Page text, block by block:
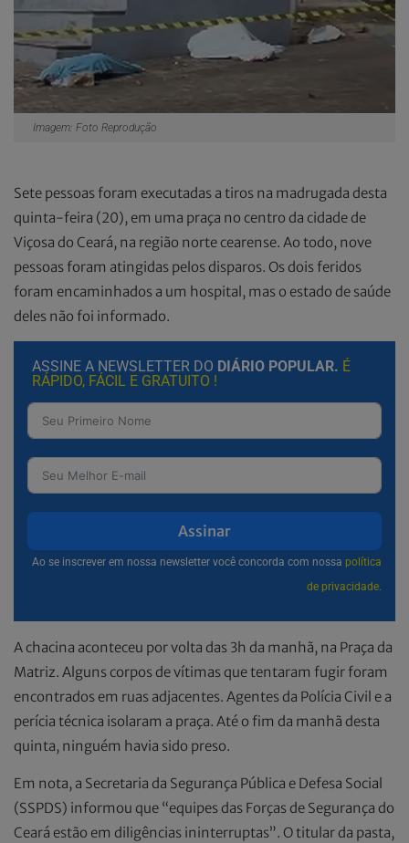
Imagem: Foto Reprodução
Sete pessoas foram executadas a tiros na madrugada desta
quinta-feira (20), em uma praça no centro da cidade de
Viçosa do Ceará, na região norte cearense. Ao todo, nove
pessoas foram atingidas pelos disparos. Os dois feridos
foram encaminhados a um hospital, mas o estado de saúde
deles não foi informado.
ASSINE A NEWSLETTER DO DIÁRIO POPULAR. É
RÁPIDO, FÁCIL E GRATUITO !
Assinar
Ao se inscrever em nossa newsletter você concorda com nossa política
de privacidade.
A chacina aconteceu por volta das 3h da manhã, na Praça da
Matriz. Alguns corpos de vítimas que tentaram fugir foram
encontrados em ruas adjacentes. Agentes da Polícia Civil e a
perícia técnica isolaram a praça. Até o fim da manhã desta
quinta, ninguém havia sido preso.
Em nota, a Secretaria da Segurança Pública e Defesa Social
(SSPDS) informou que “equipes das Forças de Segurança do
Ceará estão em diligências ininterruptas”. O titular da pasta,